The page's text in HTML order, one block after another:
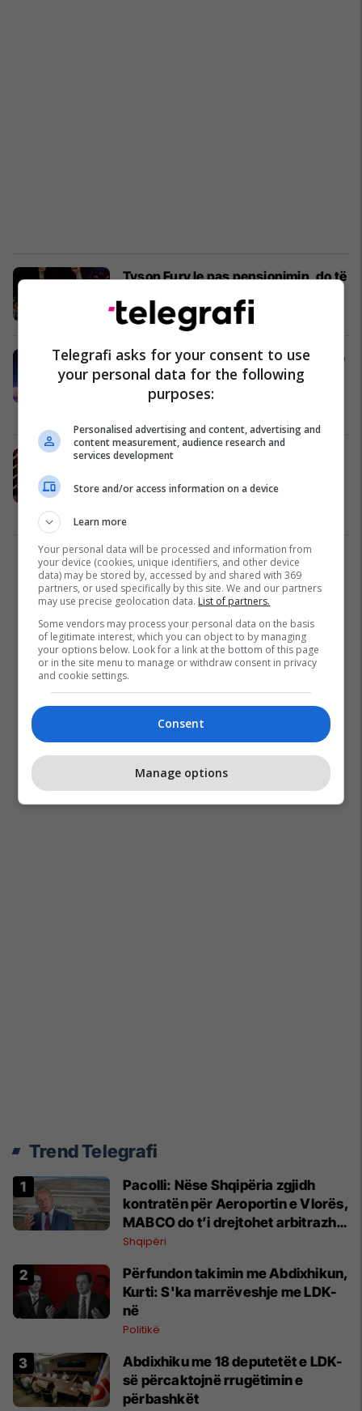
Tyson Fury le pas pensionimin, do të
Boks 04/01/2026
Fury gati të dalë nga pensioni dhe të
ndeshet me Joshuan, por vetëm me
një kusht
Joshua i bën thirrje Tyson Furyt të
dorëzat pas fitores ndaj Jake Paul
1
Trend Telegrafi
Pacolli: Nëse Shqipëria zgjidh
kontratën për Aeroportin e Vlorës,
MABCO do t’i drejtohet arbitrazhit
ndërkombëtar
Shqipëri
Përfundon takimin me Abdixhikun,
Kurti: S'ka marrëveshje me LDK-
në
Politikë
Abdixhiku me 18 deputetët e LDK-
së përcaktojnë rrugëtimin e
përbashkët
Telegrafi asks for your consent to use
your personal data for the following
purposes:
Personalised advertising and content, advertising and
content measurement, audience research and
services development
Store and/or access information on a device
Learn more
Your personal data will be processed and information from
your device (cookies, unique identifiers, and other device
data) may be stored by, accessed by and shared with 369
partners, or used specifically by this site. We and our partners
may use precise geolocation data. List of partners.
Some vendors may process your personal data on the basis
of legitimate interest, which you can object to by managing
your options below. Look for a link at the bottom of this page
or in the site menu to manage or withdraw consent in privacy
and cookie settings.
Consent
Manage options